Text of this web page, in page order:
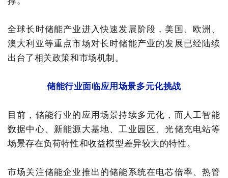
全球长时储能产业进入快速发展阶段， 美国、欧洲、
澳大利亚等重点市场对长时储能产业的发展已经陆续
出台了相关政策和市场机制。
储能行业面临应用场景多元化挑战
目前，储能行业的应用场景持续多元化，而人工智能
数据中心、新能源大基地、工业园区、光储充电站等
场景存在负荷特性和收益模型差异较大的特性。
市场关注储能企业推出的储能系统在电芯倍率、热管